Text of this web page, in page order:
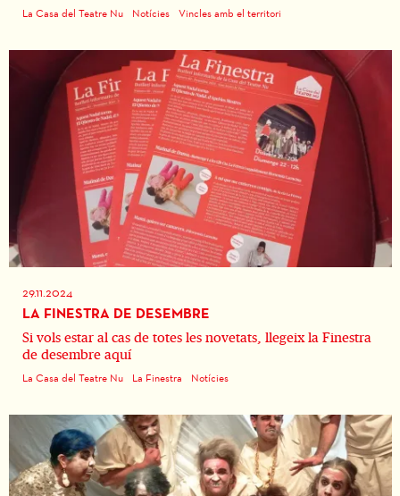
La Casa del Teatre Nu Notícies Vincles amb el territori
29.11.2024
LA FINESTRA DE DESEMBRE
Si vols estar al cas de totes les novetats, llegeix la Finestra
de desembre aquí
La Casa del Teatre Nu La Finestra Notícies